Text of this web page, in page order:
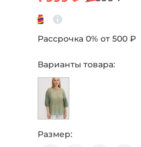
Рассрочка 0% от 500 ₽
Варианты товара:
Размер: